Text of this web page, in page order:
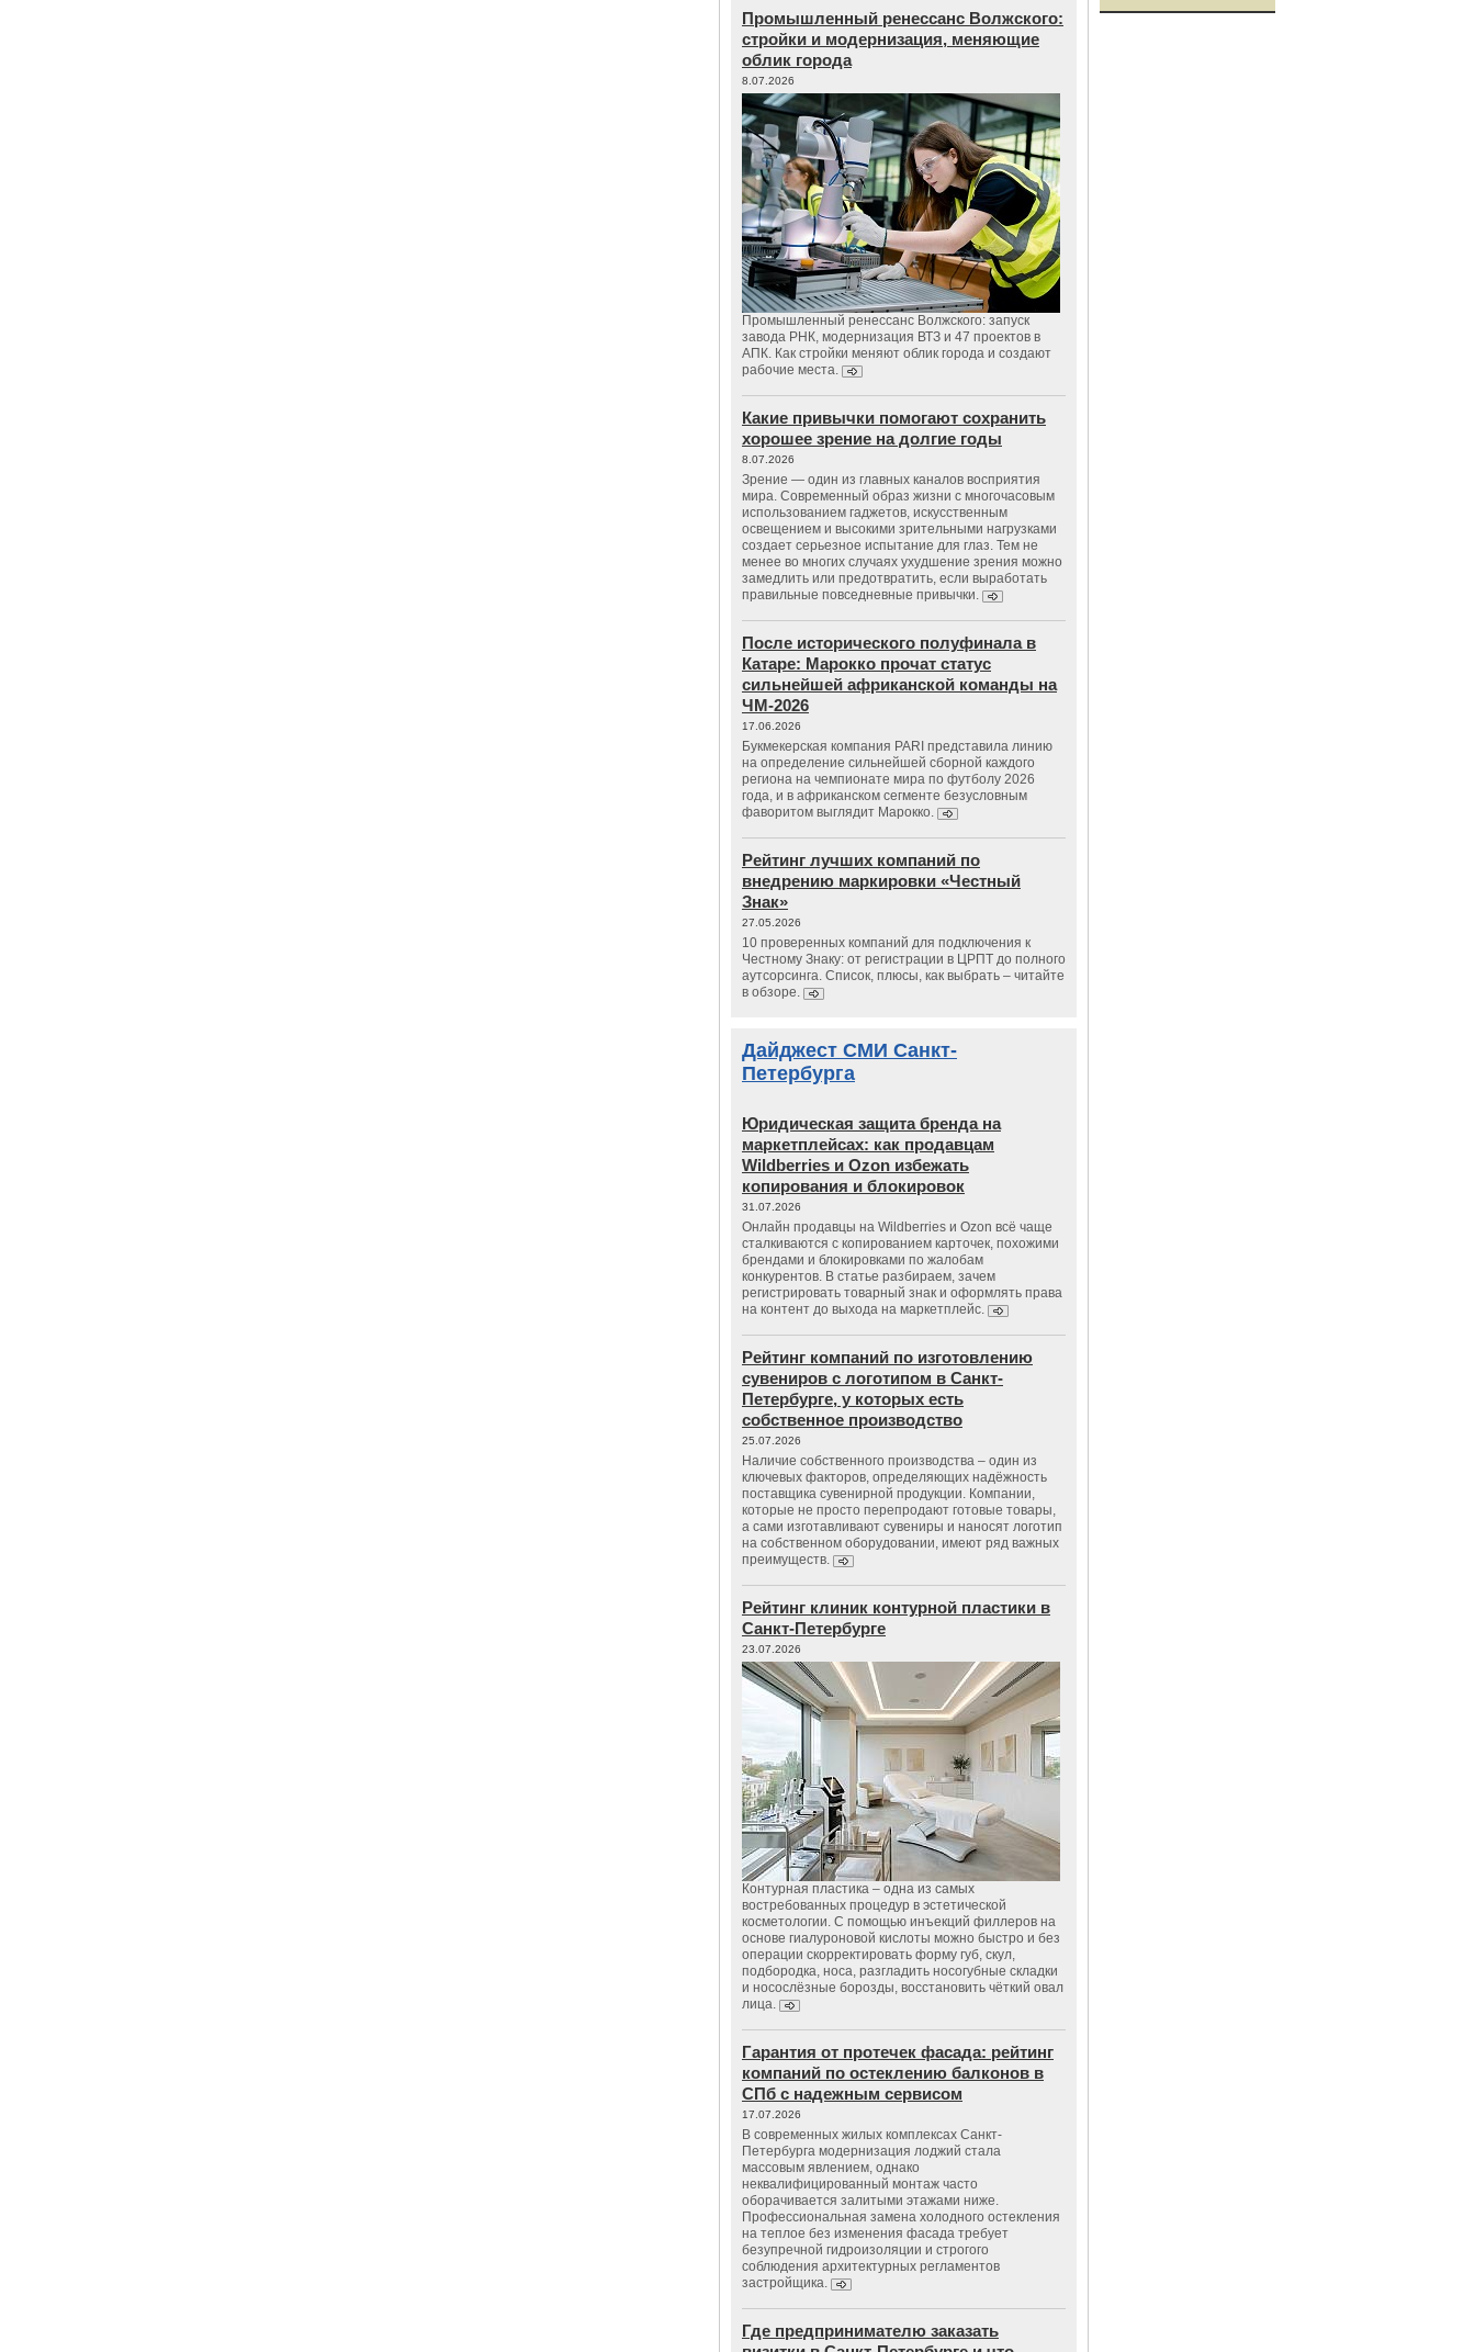
Промышленный ренессанс Волжского:
стройки и модернизация, меняющие
облик города
8.07.2026
Промышленный ренессанс Волжского: запуск
завода РНК, модернизация ВТЗ и 47 проектов в
АПК. Как стройки меняют облик города и создают
рабочие места.
Какие привычки помогают сохранить
хорошее зрение на долгие годы
8.07.2026
Зрение — один из главных каналов восприятия
мира. Современный образ жизни с многочасовым
использованием гаджетов, искусственным
освещением и высокими зрительными нагрузками
создает серьезное испытание для глаз. Тем не
менее во многих случаях ухудшение зрения можно
замедлить или предотвратить, если выработать
правильные повседневные привычки.
После исторического полуфинала в
Катаре: Марокко прочат статус
сильнейшей африканской команды на
ЧМ-2026
17.06.2026
Букмекерская компания PARI представила линию
на определение сильнейшей сборной каждого
региона на чемпионате мира по футболу 2026
года, и в африканском сегменте безусловным
фаворитом выглядит Марокко.
Рейтинг лучших компаний по
внедрению маркировки «Честный
Знак»
27.05.2026
10 проверенных компаний для подключения к
Честному Знаку: от регистрации в ЦРПТ до полного
аутсорсинга. Список, плюсы, как выбрать – читайте
в обзоре.
Дайджест СМИ Санкт-
Петербурга
Юридическая защита бренда на
маркетплейсах: как продавцам
Wildberries и Ozon избежать
копирования и блокировок
31.07.2026
Онлайн продавцы на Wildberries и Ozon всё чаще
сталкиваются с копированием карточек, похожими
брендами и блокировками по жалобам
конкурентов. В статье разбираем, зачем
регистрировать товарный знак и оформлять права
на контент до выхода на маркетплейс.
Рейтинг компаний по изготовлению
сувениров с логотипом в Санкт-
Петербурге, у которых есть
собственное производство
25.07.2026
Наличие собственного производства – один из
ключевых факторов, определяющих надёжность
поставщика сувенирной продукции. Компании,
которые не просто перепродают готовые товары,
а сами изготавливают сувениры и наносят логотип
на собственном оборудовании, имеют ряд важных
преимуществ.
Рейтинг клиник контурной пластики в
Санкт-Петербурге
23.07.2026
Контурная пластика – одна из самых
востребованных процедур в эстетической
косметологии. С помощью инъекций филлеров на
основе гиалуроновой кислоты можно быстро и без
операции скорректировать форму губ, скул,
подбородка, носа, разгладить носогубные складки
и носослёзные борозды, восстановить чёткий овал
лица.
Гарантия от протечек фасада: рейтинг
компаний по остеклению балконов в
СПб с надежным сервисом
17.07.2026
В современных жилых комплексах Санкт-
Петербурга модернизация лоджий стала
массовым явлением, однако
неквалифицированный монтаж часто
оборачивается залитыми этажами ниже.
Профессиональная замена холодного остекления
на теплое без изменения фасада требует
безупречной гидроизоляции и строгого
соблюдения архитектурных регламентов
застройщика.
Где предпринимателю заказать